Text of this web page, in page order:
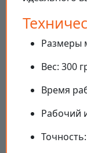
Размеры
Вес: 300
Время
Рабочий